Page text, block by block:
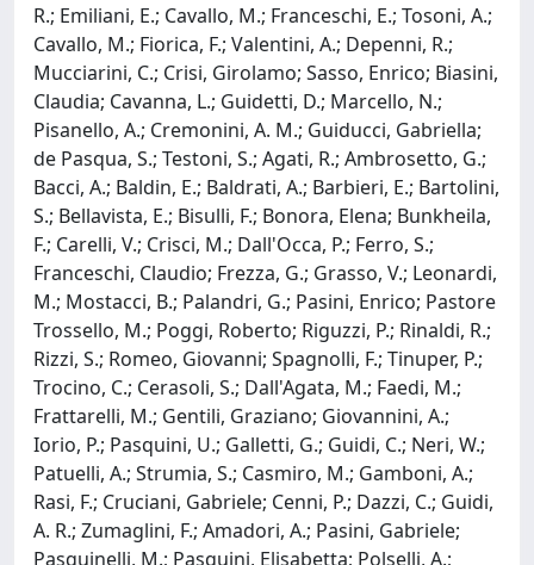
R.; Emiliani, E.; Cavallo, M.; Franceschi, E.; Tosoni, A.;
Cavallo, M.; Fiorica, F.; Valentini, A.; Depenni, R.;
Mucciarini, C.; Crisi, Girolamo; Sasso, Enrico; Biasini,
Claudia; Cavanna, L.; Guidetti, D.; Marcello, N.;
Pisanello, A.; Cremonini, A. M.; Guiducci, Gabriella;
de Pasqua, S.; Testoni, S.; Agati, R.; Ambrosetto, G.;
Bacci, A.; Baldin, E.; Baldrati, A.; Barbieri, E.; Bartolini,
S.; Bellavista, E.; Bisulli, F.; Bonora, Elena; Bunkheila,
F.; Carelli, V.; Crisci, M.; Dall'Occa, P.; Ferro, S.;
Franceschi, Claudio; Frezza, G.; Grasso, V.; Leonardi,
M.; Mostacci, B.; Palandri, G.; Pasini, Enrico; Pastore
Trossello, M.; Poggi, Roberto; Riguzzi, P.; Rinaldi, R.;
Rizzi, S.; Romeo, Giovanni; Spagnolli, F.; Tinuper, P.;
Trocino, C.; Cerasoli, S.; Dall'Agata, M.; Faedi, M.;
Frattarelli, M.; Gentili, Graziano; Giovannini, A.;
Iorio, P.; Pasquini, U.; Galletti, G.; Guidi, C.; Neri, W.;
Patuelli, A.; Strumia, S.; Casmiro, M.; Gamboni, A.;
Rasi, F.; Cruciani, Gabriele; Cenni, P.; Dazzi, C.; Guidi,
A. R.; Zumaglini, F.; Amadori, A.; Pasini, Gabriele;
Pasquinelli, M.; Pasquini, Elisabetta; Polselli, A.;